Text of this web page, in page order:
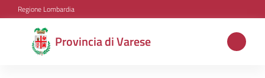
Vai al contenuto
Vai alla navigazione
Vai al footer
Regione Lombardia
Provincia di Varese
Provincia
di